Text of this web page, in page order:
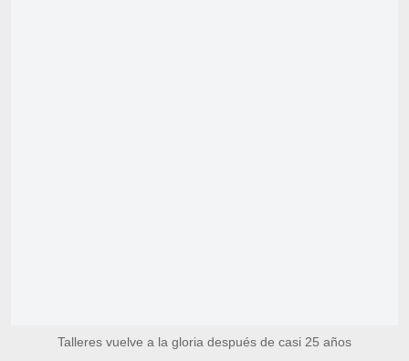
Talleres vuelve a la gloria después de casi 25 años